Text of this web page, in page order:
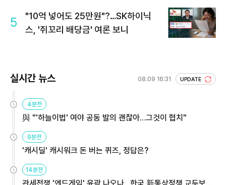
5
"10억 넣어도 25만원"?…SK하이닉
스, '쥐꼬리 배당금' 여론 보니
실시간 뉴스 08.09 16:31 UPDATE
4분전
與 "'하늘이법' 여야 공동 발의 괜찮아…그것이 협치"
9분전
'캐시딜' 캐시워크 돈 버는 퀴즈, 정답은?
14분전